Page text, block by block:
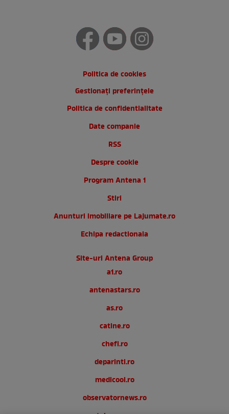
Politica de cookies
Gestionați preferințele
Politica de confidentialitate
Date companie
RSS
Despre cookie
Program Antena 1
Stiri
Anunturi imobiliare pe Lajumate.ro
Echipa redactionala
Site-uri Antena Group
a1.ro
antenastars.ro
as.ro
catine.ro
chefi.ro
deparinti.ro
medicool.ro
observatornews.ro